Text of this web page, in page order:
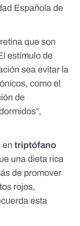
Española de
que son
estímulo de
sea evitar la
como el
de
entriptófano
una dieta rica
de promover
rojos,
esta